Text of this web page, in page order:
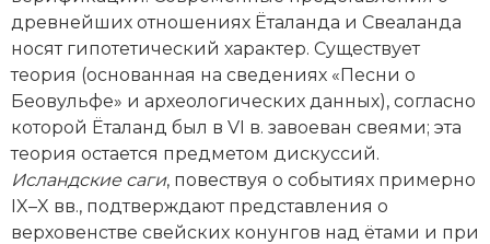
древнейших отношениях Ёталанда и Свеаланда
носят гипотетический характер. Существует
теория (основанная на сведениях «Песни о
Беовульфе» и археологических данных), согласно
которой Ёталанд был в VI в. завоеван свеями; эта
теория остается предметом дискуссий.
Исландские саги, повествуя о событиях примерно
IX–X вв., подтверждают представления о
верховенстве свейских конунгов над ётами и при